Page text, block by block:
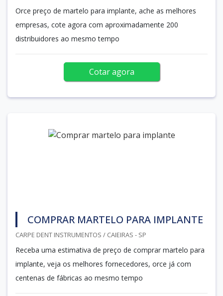
Orce preço de martelo para implante, ache as melhores
empresas, cote agora com aproximadamente 200
distribuidores ao mesmo tempo
Cotar agora
COMPRAR MARTELO PARA IMPLANTE
CARPE DENT INSTRUMENTOS / CAIEIRAS - SP
Receba uma estimativa de preço de comprar martelo para
implante, veja os melhores fornecedores, orce já com
centenas de fábricas ao mesmo tempo